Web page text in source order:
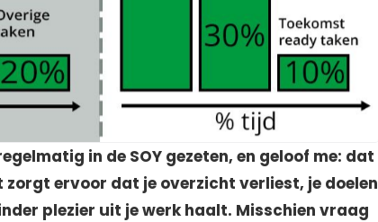
in de SOY gezeten, en geloof me: dat
zorgt ervoor dat je overzicht verliest, je doelen
plezier uit je werk haalt. Misschien vraag